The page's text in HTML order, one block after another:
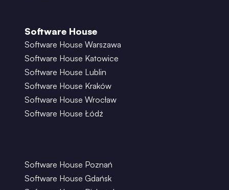
Software House
Software House Warszawa
Software House Katowice
Software House Lublin
Software House Kraków
Software House Wrocław
Software House Łódź
Software House Poznań
Software House Gdańsk